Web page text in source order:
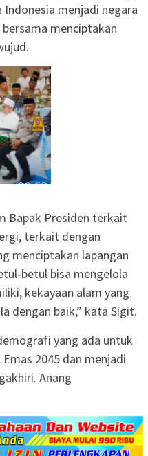
menjadi negara
menciptakan
Bapak Presiden terkait
terkait dengan
menciptakan lapangan
betul bisa mengelola
kekayaan alam yang
dengan baik,” kata Sigit.
yang ada untuk
2045 dan menjadi
Anang